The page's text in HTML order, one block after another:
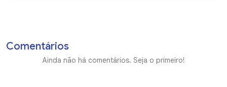
Comentários
Ainda não há comentários. Seja o primeiro!